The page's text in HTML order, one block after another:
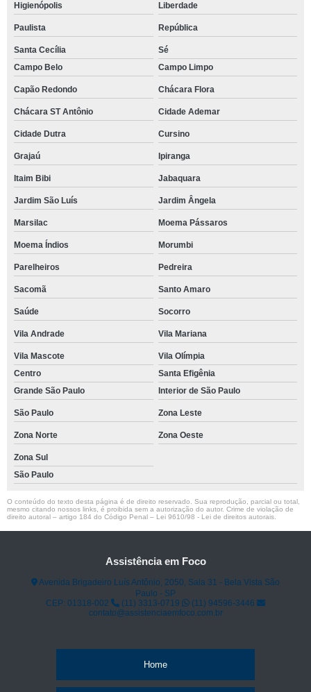
Higienópolis Liberdade
Paulista República
Santa Cecília
Sé
Campo Belo
Campo Limpo
Capão Redondo Chácara Flora
Chácara ST Antônio Cidade Ademar
Cidade Dutra Cursino
Grajaú Ipiranga
Itaim Bibi Jabaquara
Jardim São Luís Jardim Ângela
Marsilac Moema Pássaros
Moema Índios Morumbi
Parelheiros Pedreira
Sacomã Santo Amaro
Saúde Socorro
Vila Andrade Vila Mariana
Vila Mascote
Vila Olímpia
Centro
Santa Efigênia
Grande São Paulo
Interior de São Paulo
São Paulo Zona Leste
Zona Norte Zona Oeste
Zona Sul
São Paulo
O conteúdo do texto desta página é de direito reservado. Sua reprodução, parcial ou total,
mesmo citando nossos links, é proibida sem a autorização do autor. Crime de violação de
direito autoral – artigo 184 do Código Penal – Lei 9610/98 - Lei de direitos autorais
Assistência em Foco
Avenida Brigadeiro Luís Antônio, 2050, Sala 31 - Bela Vista São
Paulo - SP
CEP: 01318-002
(11) 3313-0719
(11) 94596-3446
contato@assistenciaemfoco.com.br
Home